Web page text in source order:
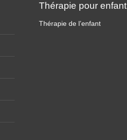
Thérapie pour enfant
Thérapie de l’enfant